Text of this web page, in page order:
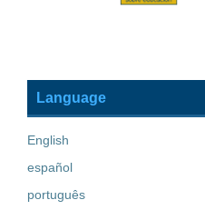
Language
English
español
português